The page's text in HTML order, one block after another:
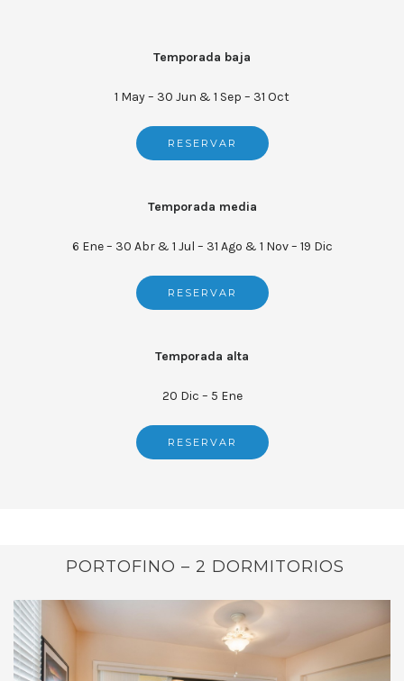
Temporada baja
1 May – 30 Jun & 1 Sep – 31 Oct
RESERVAR
Temporada media
6 Ene – 30 Abr & 1 Jul – 31 Ago & 1 Nov – 19 Dic
RESERVAR
Temporada alta
20 Dic – 5 Ene
RESERVAR
PORTOFINO – 2 DORMITORIOS